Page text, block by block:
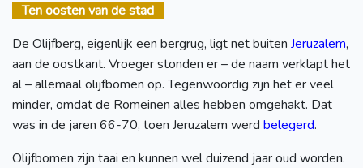
Ten oosten van de stad
De Olijfberg, eigenlijk een bergrug, ligt net buiten Jeruzalem,
aan de oostkant. Vroeger stonden er – de naam verklapt het
al – allemaal olijfbomen op. Tegenwoordig zijn het er veel
minder, omdat de Romeinen alles hebben omgehakt. Dat
was in de jaren 66-70, toen Jeruzalem werd belegerd.
Olijfbomen zijn taai en kunnen wel duizend jaar oud worden.